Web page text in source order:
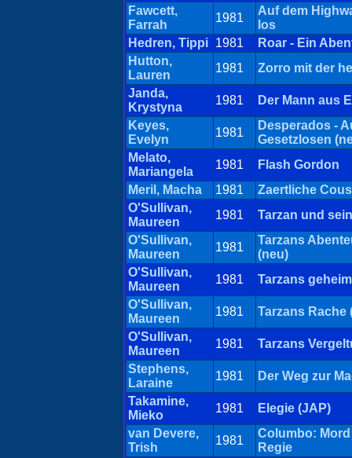
Fawcett,
Farrah
1981
Auf dem
los
Hedren, Tippi 1981
Roar - Ein
Hutton,
Lauren
1981
Zorro mit der
Janda,
Krystyna
1981
Der Mann aus
Keyes,
Evelyn
1981
Desperados -
Gesetzlosen
Melato,
Mariangela
1981
Flash Gordon
Meril, Macha
1981
Zaertliche
O'Sullivan,
Maureen
1981
Tarzan und
O'Sullivan,
Maureen
1981
Tarzans
(neu)
O'Sullivan,
Maureen
1981
Tarzans
O'Sullivan,
Maureen
1981
Tarzans Rache
O'Sullivan,
Maureen
1981
Tarzans
Stephens,
Laraine
1981
Der Weg zur
Takamine,
Mieko
1981
Elegie (JAP)
van Devere,
Trish
1981
Columbo:
Regie